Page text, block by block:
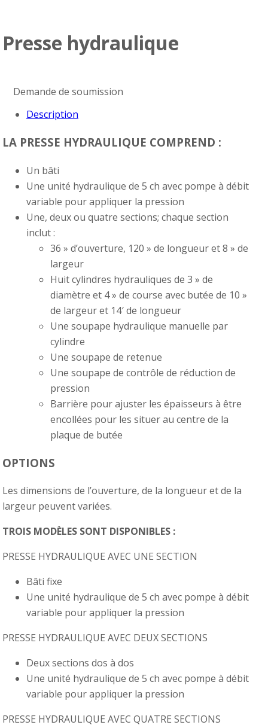
Presse hydraulique
Demande de soumission
Description
LA PRESSE HYDRAULIQUE COMPREND :
Un bâti
Une unité hydraulique de 5 ch avec pompe à débit
variable pour appliquer la pression
Une, deux ou quatre sections; chaque section
inclut :
36 » d’ouverture, 120 » de longueur et 8 » de
largeur
Huit cylindres hydrauliques de 3 » de
diamètre et 4 » de course avec butée de 10 »
de largeur et 14′ de longueur
Une soupape hydraulique manuelle par
cylindre
Une soupape de retenue
Une soupape de contrôle de réduction de
pression
Barrière pour ajuster les épaisseurs à être
encollées pour les situer au centre de la
plaque de butée
OPTIONS
Les dimensions de l’ouverture, de la longueur et de la
largeur peuvent variées.
TROIS MODÈLES SONT DISPONIBLES :
PRESSE HYDRAULIQUE AVEC UNE SECTION
Bâti fixe
Une unité hydraulique de 5 ch avec pompe à débit
variable pour appliquer la pression
PRESSE HYDRAULIQUE AVEC DEUX SECTIONS
Deux sections dos à dos
Une unité hydraulique de 5 ch avec pompe à débit
variable pour appliquer la pression
PRESSE HYDRAULIQUE AVEC QUATRE SECTIONS